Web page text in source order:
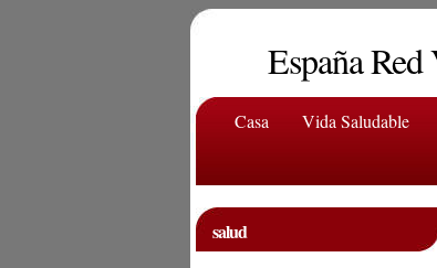
España
Casa Vida Saludable
salud